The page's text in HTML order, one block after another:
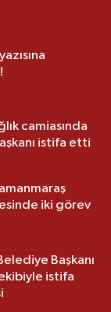
camiasında
istifa etti
iki görev
Başkanı
istifa